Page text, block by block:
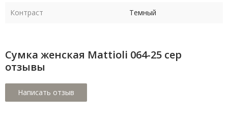
Контраст Темный
Сумка женская Mattioli 064-25 сер
отзывы